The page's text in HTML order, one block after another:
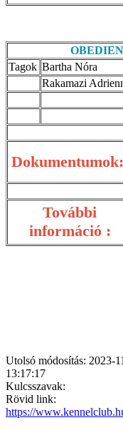
Tagok Bartha Nóra
Rakamazi
Dokumentumok:
További
információ :
Utolsó módosítás: 2023-
13:17:17
Kulcsszavak:
Rövid link:
https://